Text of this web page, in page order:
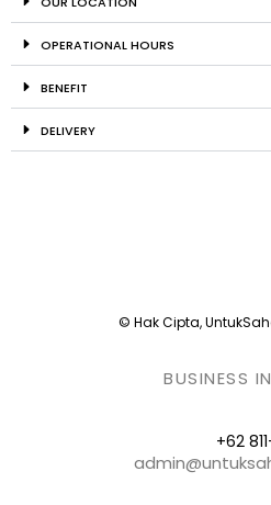
OPERATIONAL HOURS
BENEFIT
DELIVERY
© Hak Cipta,
BUSINESS
+62